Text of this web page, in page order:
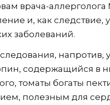
врача-
и, как следствие,
заболеваний.
напротив,
содержащийся в
томаты богаты
полезным для